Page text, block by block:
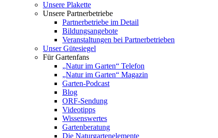
Unsere Plakette
Unsere Partnerbetriebe
Partnerbetriebe im Detail
Bildungsangebote
Veranstaltungen bei Partnerbetrieben
Unser Gütesiegel
Für Gartenfans
„Natur im Garten“ Telefon
„Natur im Garten“ Magazin
Garten-Podcast
Blog
ORF-Sendung
Videotipps
Wissenswertes
Gartenberatung
Die Naturgartenelemente